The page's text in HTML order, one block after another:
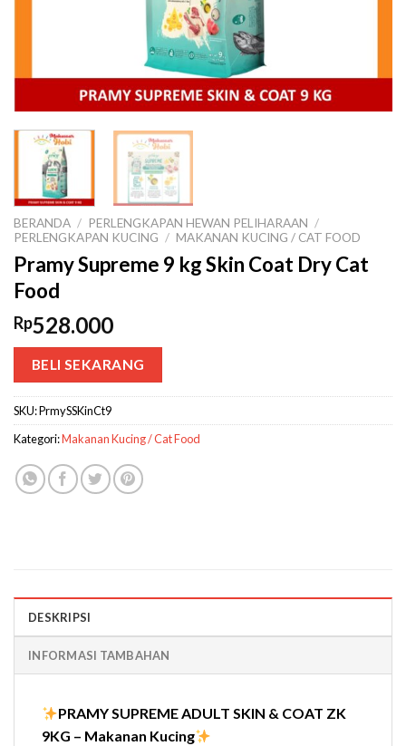
BERANDA / PERLENGKAPAN HEWAN PELIHARAAN /
PERLENGKAPAN KUCING / MAKANAN KUCING / CAT FOOD
Pramy Supreme 9 kg Skin Coat Dry Cat
Food
Rp528.000
BELI SEKARANG
SKU:PrmySSKinCt9
Kategori:Makanan Kucing / Cat Food
DESKRIPSI
INFORMASI TAMBAHAN
PRAMY SUPREME ADULT SKIN & COAT ZK
9KG – Makanan Kucing